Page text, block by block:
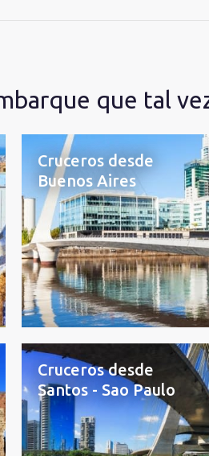
que tal
Cruceros desde
Buenos Aires
Cruceros desde
Santos - Sao Paulo